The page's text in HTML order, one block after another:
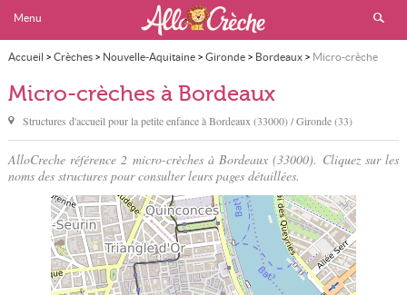
Menu
Accueil > Crèches> Nouvelle-Aquitaine> Gironde> Bordeaux> Micro-crèche
Micro-crèches à Bordeaux
Structures d'accueil pour la petite enfance àBordeaux (33000) / Gironde (33)
AlloCreche référence 2 micro-crèches à Bordeaux (33000). Cliquez sur les
noms des structures pour consulter leurs pages détaillées.